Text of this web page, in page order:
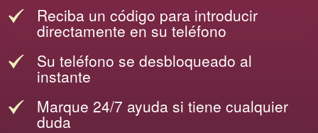
Reciba un código para introducir
directamente en su teléfono
Su teléfono se desbloqueado al
instante
Marque 24/7 ayuda si tiene cualquier
duda